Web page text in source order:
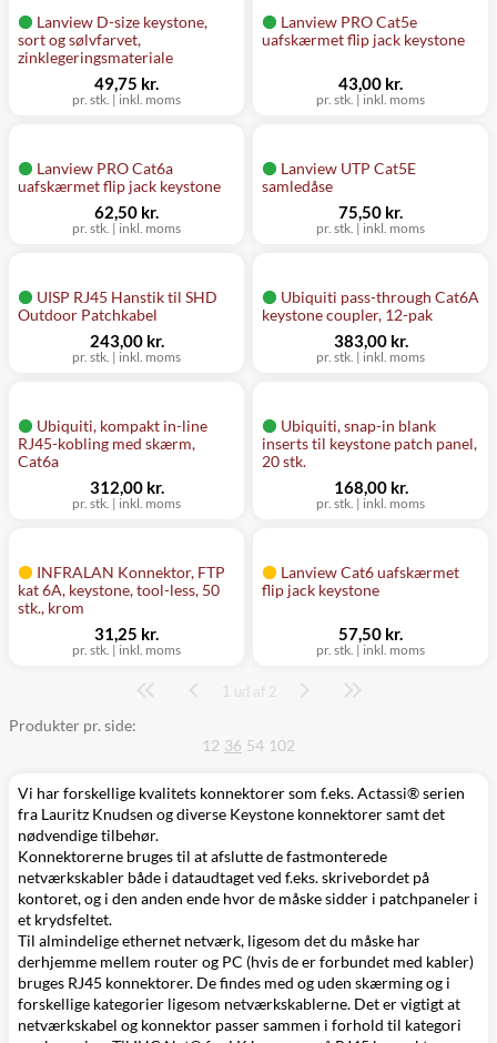
Lanview D-size keystone,
sort og sølvfarvet,
zinklegeringsmateriale
pr. stk. | inkl. moms
49,75 kr.
Lanview PRO Cat5e
uafskærmet flip jack keystone
pr. stk. | inkl. moms
43,00 kr.
Lanview PRO Cat6a
uafskærmet flip jack keystone
pr. stk. | inkl. moms
62,50 kr.
Lanview UTP Cat5E
samledåse
pr. stk. | inkl. moms
75,50 kr.
UISP RJ45 Hanstik til SHD
Outdoor Patchkabel
pr. stk. | inkl. moms
243,00 kr.
Ubiquiti pass-through Cat6A
keystone coupler, 12-pak
pr. stk. | inkl. moms
383,00 kr.
Ubiquiti, kompakt in-line
RJ45-kobling med skærm,
Cat6a
pr. stk. | inkl. moms
312,00 kr.
Ubiquiti, snap-in blank
inserts til keystone patch panel,
20 stk.
pr. stk. | inkl. moms
168,00 kr.
INFRALAN Konnektor, FTP
kat 6A, keystone, tool-less, 50
stk., krom
pr. stk. | inkl. moms
31,25 kr.
Lanview Cat6 uafskærmet
flip jack keystone
pr. stk. | inkl. moms
57,50 kr.
Side
1 ud af 2
Produkter pr. side:
12 36 54 102
Vi har forskellige kvalitets konnektorer som f.eks. Actassi® serien
fra Lauritz Knudsen og diverse Keystone konnektorer samt det
nødvendige tilbehør.
Konnektorerne bruges til at afslutte de fastmonterede
netværkskabler både i dataudtaget ved f.eks. skrivebordet på
kontoret, og i den anden ende hvor de måske sidder i patchpaneler i
et krydsfeltet.
Til almindelige ethernet netværk, ligesom det du måske har
derhjemme mellem router og PC (hvis de er forbundet med kabler)
bruges RJ45 konnektorer. De findes med og uden skærming og i
forskellige kategorier ligesom netværkskablerne. Det er vigtigt at
netværkskabel og konnektor passer sammen i forhold til kategori